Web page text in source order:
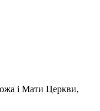
і Мати Церкви,